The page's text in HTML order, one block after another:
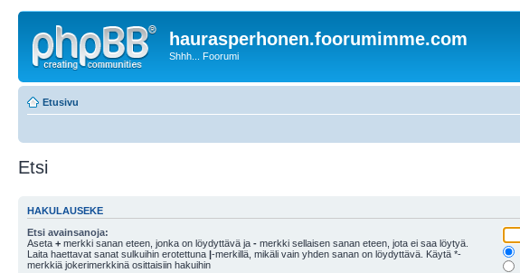
haurasperhonen.foorumimme.com
Shhh... Foorumi
Etusivu
Etsi
HAKULAUSEKE
Etsi avainsanoja:
Aseta + merkki sanan eteen, jonka on löydyttävä ja - merkki sellaisen sanan eteen, jota ei saa löytyä.
Laita haettavat sanat sulkuihin erotettuna |-merkillä, mikäli vain yhden sanan on löydyttävä. Käytä *-
merkkiä jokerimerkkinä osittaisiin hakuihin